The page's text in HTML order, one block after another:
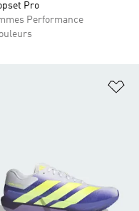
Pro
Performance
à la Liste de produits